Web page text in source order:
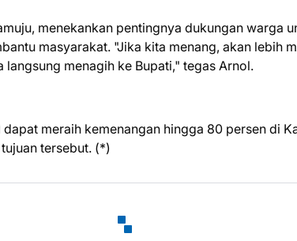
menekankan pentingnya dukungan warga
masyarakat. "Jika kita menang, akan lebih
menagih ke Bupati," tegas Arnol.
meraih kemenangan hingga 80 persen di
tersebut. (*)